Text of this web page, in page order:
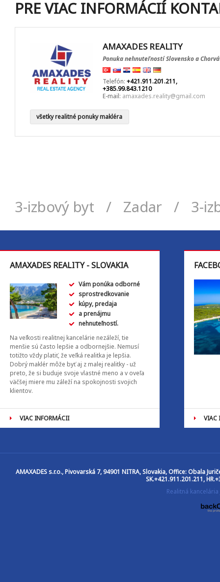
PRE VIAC INFORMÁCIÍ
AMAXADES REALITY
Ponuka nehnuteľností Slovensko a
Telefón: +421.911.201.211,
+385.99.843.1210
E-mail: amaxades.reality@gmail.com
všetky realitné ponuky makléra
3-izbový byt / Zadar / 3-
AMAXADES REALITY - SLOVAKIA
Vám ponúka odborné
sprostredkovanie
kúpy, predaja
a prenájmu
nehnuteľností.
Na veľkosti realitnej kancelárie nezáleží, tie
menšie sú často lepšie a odbornejšie. Nemusí
totižto vždy platiť, že veľká realitka je lepšia.
Dobrý maklér môže byť aj z malej realitky - už
preto, že si buduje svoje vlastné meno a v oveľa
väčšej miere mu záleží na spokojnosti svojich
klientov.
VIAC INFORMÁCII VIAC
AMAXADES s.r.o., Pivovarská 7, 94901 NITRA, Slovakia, Office: Obala
SK.+421.911.201.211,
Realitná